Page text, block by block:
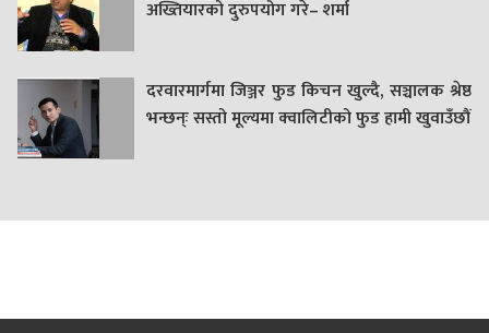
अख्तियारको दुरुपयोग गरे– शर्मा
दरवारमार्गमा जिञ्जर फुड किचन खुल्दै, सञ्चालक श्रेष्ठ
भन्छन्ः सस्तो मूल्यमा क्वालिटीको फुड हामी खुवाउँछौं